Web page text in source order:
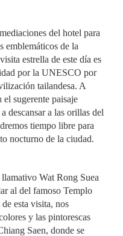
del hotel para
emblemáticos de la
estrella de este día es
por la UNESCO por
tailandesa. A
sugerente paisaje
descansar a las orillas del
tiempo libre para
nocturno de la ciudad.
Wat Rong Suea
al del famoso Templo
esta visita, nos
y las pintorescas
Saen, donde se